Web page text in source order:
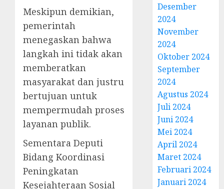
Meskipun demikian,
pemerintah
menegaskan bahwa
langkah ini tidak akan
memberatkan
masyarakat dan justru
bertujuan untuk
mempermudah proses
layanan publik.
Sementara Deputi
Bidang Koordinasi
Peningkatan
Kesejahteraan Sosial
Desember
2024
November
2024
Oktober 2024
September
2024
Agustus 2024
Juli 2024
Juni 2024
Mei 2024
April 2024
Maret 2024
Februari 2024
Januari 2024